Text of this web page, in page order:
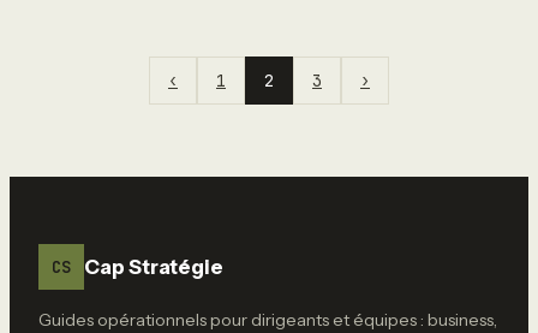
‹ 1 2 3 ›
CS Cap Stratégie
Guides opérationnels pour dirigeants et équipes : business,